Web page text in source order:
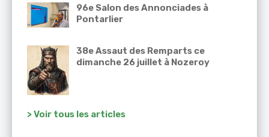
96e Salon des Annonciades à
Pontarlier
38e Assaut des Remparts ce
dimanche 26 juillet à Nozeroy
> Voir tous les articles